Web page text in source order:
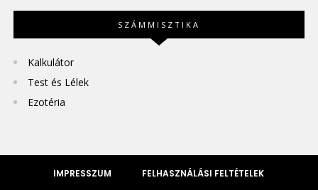
SZÁMMISZTIKA
Kalkulátor
Test és Lélek
Ezotéria
IMPRESSZUM FELHASZNÁLÁSI FELTÉTELEK